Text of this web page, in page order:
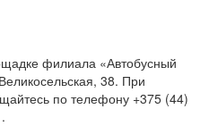
филиала «Автобусный
38. При
по телефону +375 (44)
(29) 107 99 11.